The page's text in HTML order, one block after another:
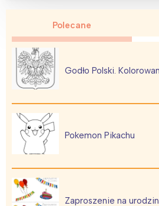
Polecane
Godło Polski.
Pokemon Pikachu
Zaproszenie na